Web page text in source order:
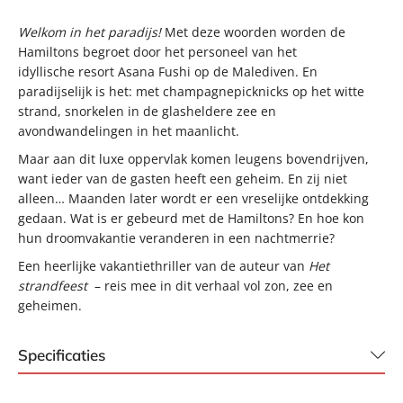
Welkom in het paradijs!Met deze woorden worden de
Hamiltons begroet door het personeel van het
idyllische resort Asana Fushi op de Malediven. En
paradijselijk is het: met champagnepicknicks op het witte
strand, snorkelen in de glasheldere zee en
avondwandelingen in het maanlicht.
Maar aan dit luxe oppervlak komen leugens bovendrijven,
want ieder van de gasten heeft een geheim. En zij niet
alleen… Maanden later wordt er een vreselijke ontdekking
gedaan. Wat is er gebeurd met de Hamiltons? En hoe kon
hun droomvakantie veranderen in een nachtmerrie?
Een heerlijke vakantiethriller van de auteur van Het
strandfeest– reis mee in dit verhaal vol zon, zee en
geheimen.
Specificaties